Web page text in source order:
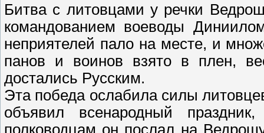
Битва с литовцами у речки
командованием воеводы
неприятелей пало на месте, и
панов и воинов взято в плен,
достались Русским.
Эта победа ослабила силы
объявил всенародный
полководцам он послал на